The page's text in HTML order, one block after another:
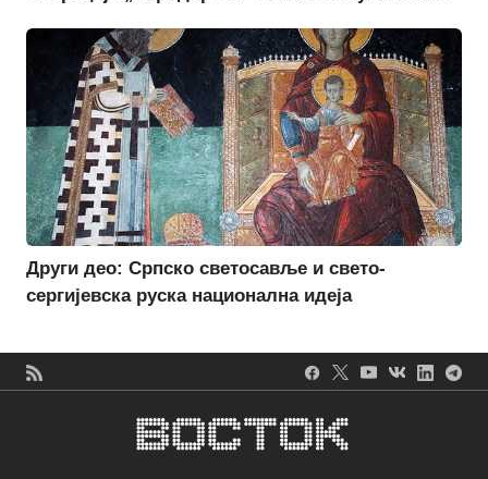
Други део: Српско светосавље и свето-
сергијевска руска национална идеја